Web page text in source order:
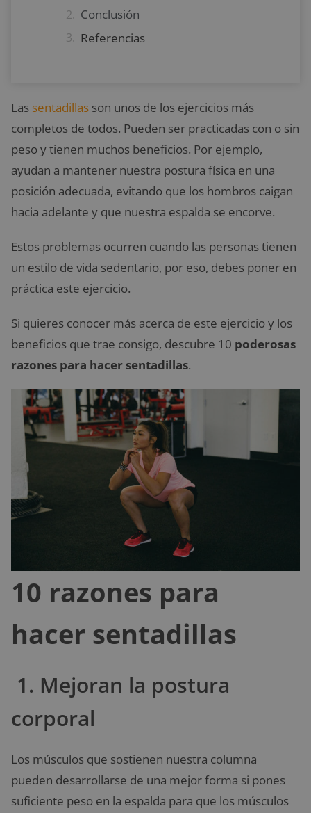
Conclusión
Referencias
Las sentadillas son unos de los ejercicios más
completos de todos. Pueden ser practicadas con o sin
peso y tienen muchos beneficios. Por ejemplo,
ayudan a mantener nuestra postura física en una
posición adecuada, evitando que los hombros caigan
hacia adelante y que nuestra espalda se encorve.
Estos problemas ocurren cuando las personas tienen
un estilo de vida sedentario, por eso, debes poner en
práctica este ejercicio.
Si quieres conocer más acerca de este ejercicio y los
beneficios que trae consigo, descubre 10 poderosas
razones para hacer sentadillas.
10 razones para
hacer sentadillas
1. Mejoran la postura
corporal
Los músculos que sostienen nuestra columna
pueden desarrollarse de una mejor forma si pones
suficiente peso en la espalda para que los músculos